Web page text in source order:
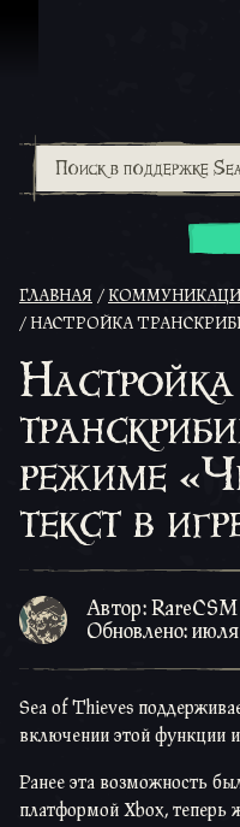
ГЛАВНАЯ
НАСТРОЙКА ТРАНСКРИБИРОВАНИЯ
Настройка
режиме
текст в
Автор: RareCSM
Обновлено:
Sea of Thieves
включении этой функции
Ранее эта возможность
платформой Xbox, теперь